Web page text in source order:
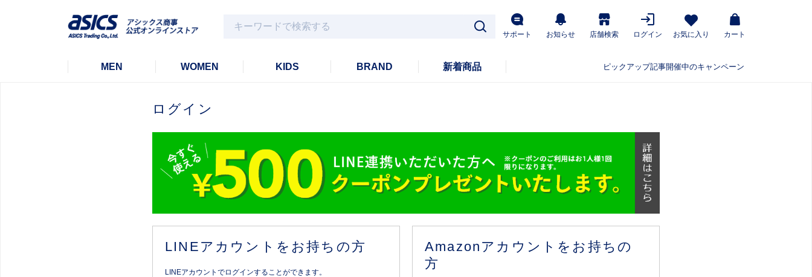
サポート お知らせ 店舗検索 ログイン お気に入り カート
MEN WOMEN KIDS BRAND 新着商品 ピックアップ記事開催中のキャンペーン
ログイン
LINEアカウントをお持ちの方
LINEアカウントでログインすることができます。
Amazonアカウントをお持ちの
方